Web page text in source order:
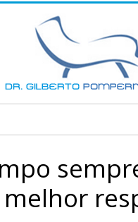
melhor